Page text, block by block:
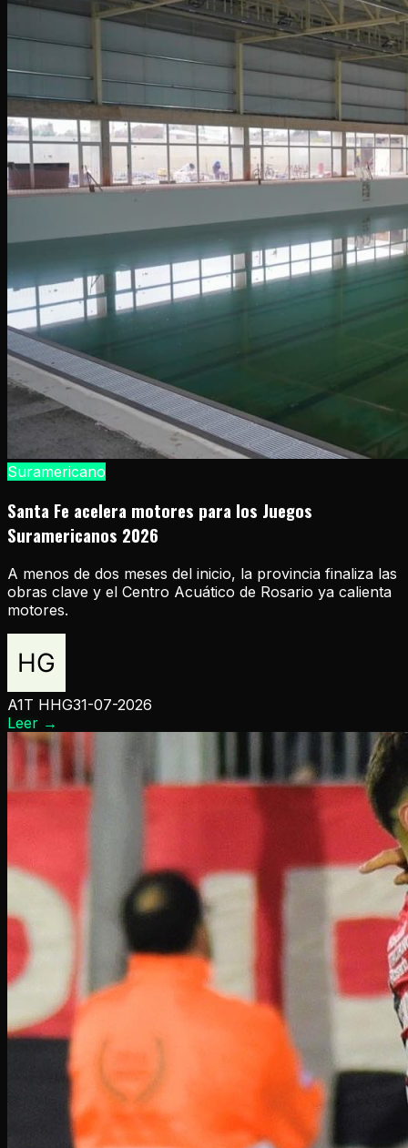
Suramericano
Santa Fe acelera motores para los Juegos
Suramericanos 2026
A menos de dos meses del inicio, la provincia finaliza las
obras clave y el Centro Acuático de Rosario ya calienta
motores.
A1T HHG31-07-2026
Leer →